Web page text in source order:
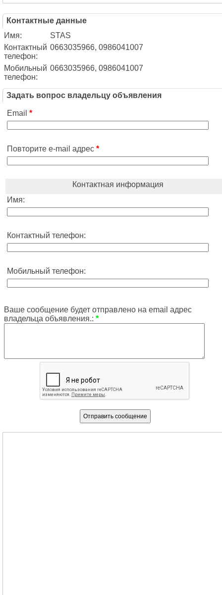
Контактные данные
Имя:
STAS
Контактный
телефон:
0663035966, 0986041007
Мобильный
телефон:
0663035966, 0986041007
Задать вопрос владельцу объявления
Email *
Повторите e-mail адрес *
Контактная информация
Имя:
Контактный телефон:
Мобильный телефон:
Ваше сообщение будет отправлено на email адрес
владельца объявления.: *